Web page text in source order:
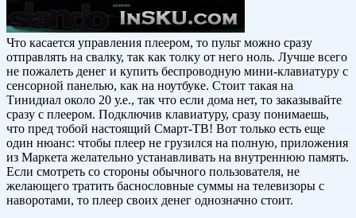
Что касается управления плеером, то пульт можно сразу
отправлять на свалку, так как толку от него ноль. Лучше всего
не пожалеть денег и купить беспроводную мини-клавиатуру с
сенсорной панелью, как на ноутбуке. Стоит такая на
Тинидиал около 20 у.е., так что если дома нет, то заказывайте
сразу с плеером. Подключив клавиатуру, сразу понимаешь,
что пред тобой настоящий Смарт-ТВ! Вот только есть еще
один нюанс: чтобы плеер не грузился на полную, приложения
из Маркета желательно устанавливать на внутреннюю память.
Если смотреть со стороны обычного пользователя, не
желающего тратить баснословные суммы на телевизоры с
наворотами, то плеер своих денег однозначно стоит.